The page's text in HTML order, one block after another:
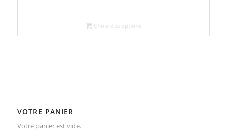
Choix des options
VOTRE PANIER
Votre panier est vide.